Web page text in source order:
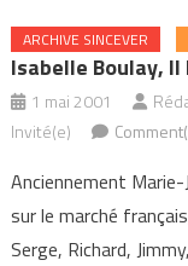
ARCHIVE SINCEVER
Isabelle Boulay,
1 mai 2001
Invité(e)
Anciennement
sur le marché
Serge, Richard,